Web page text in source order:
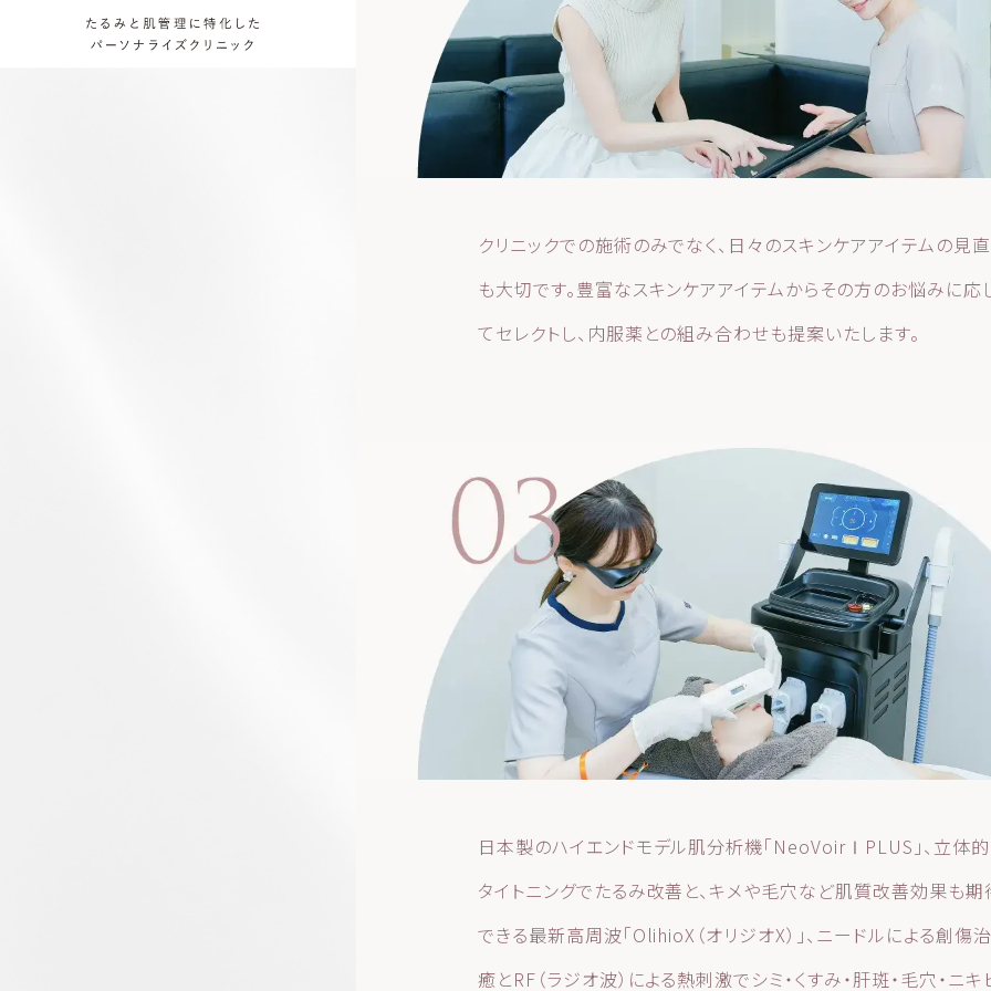
クリニックでの施術のみでなく、日々のスキンケアアイテムの見
も大切です。豊富なスキンケアアイテムからその方のお悩みに応
てセレクトし、内服薬との組み合わせも提案いたします。
日本製のハイエンドモデル肌分析機「NeoVoirⅠPLUS」、立体
タイトニングでたるみ改善と、キメや毛穴など肌質改善効果も期
できる最新高周波「OlihioX（オリジオX）」、ニードルによる創傷治
癒とRF（ラジオ波）による熱刺激でシミ・くすみ・肝斑・毛穴・ニキ